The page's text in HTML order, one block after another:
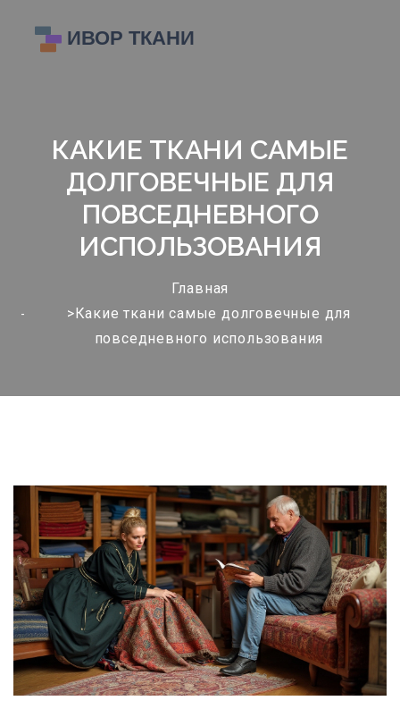
КАКИЕ ТКАНИ САМЫЕ
ДОЛГОВЕЧНЫЕ ДЛЯ
ПОВСЕДНЕВНОГО
ИСПОЛЬЗОВАНИЯ
Главная
>Какие ткани самые долговечные для
повседневного использования